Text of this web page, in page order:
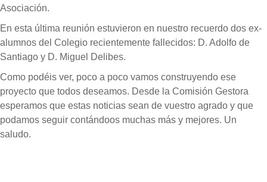
Asociación.
En esta última reunión estuvieron en nuestro recuerdo dos ex-
alumnos del Colegio recientemente fallecidos: D. Adolfo de
Santiago y D. Miguel Delibes.
Como podéis ver, poco a poco vamos construyendo ese
proyecto que todos deseamos. Desde la Comisión Gestora
esperamos que estas noticias sean de vuestro agrado y que
podamos seguir contándoos muchas más y mejores. Un
saludo.